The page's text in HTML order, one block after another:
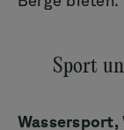
Sport
Wassersport,